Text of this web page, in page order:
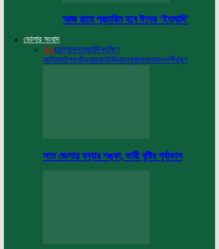
আজ রাতে প্রচারিত হবে ঈদের ‘ইত্যাদি’
ভোলার সংবাদ
Allচরফ্যাসনতজুমদ্দিনদক্ষিণ
আইচাদৌলতখাঁনবোরহানউদ্দিনমনপুরালালমোহনশশীভূষণ
সাত জেলায় বন্যার শঙ্কা, ভারী বৃষ্টির পূর্বাভাস